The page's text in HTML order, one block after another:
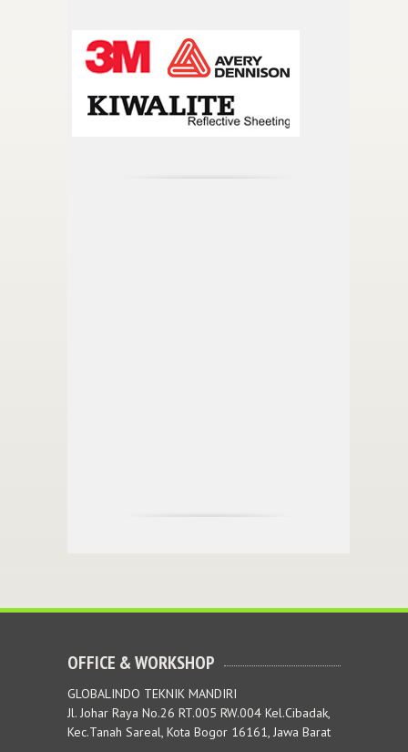
OFFICE & WORKSHOP
GLOBALINDO TEKNIK MANDIRI
Jl. Johar Raya No.26 RT.005 RW.004 Kel.Cibadak,
Kec.Tanah Sareal, Kota Bogor 16161, Jawa Barat